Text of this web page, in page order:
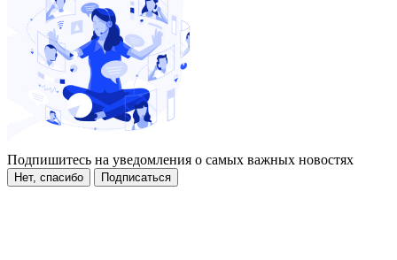
Подпишитесь на уведомления о самых важных новостях
Нет, спасибо Подписаться